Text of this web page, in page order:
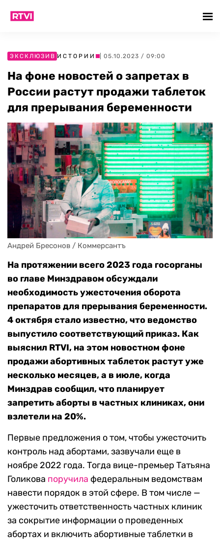
ЭКСКЛЮЗИВ ИСТОРИИ | 05.10.2023 / 09:00
На фоне новостей о запретах в
России растут продажи таблеток
для прерывания беременности
Андрей Бресонов / Коммерсантъ
На протяжении всего 2023 года госорганы
во главе Минздравом обсуждали
необходимость ужесточения оборота
препаратов для прерывания беременности.
4 октября стало известно, что ведомство
выпустило соответствующий приказ. Как
выяснил RTVI, на этом новостном фоне
продажи абортивных таблеток растут уже
несколько месяцев, а в июле, когда
Минздрав сообщил, что планирует
запретить аборты в частных клиниках, они
взлетели на 20%.
Первые предложения о том, чтобы ужесточить
контроль над абортами, зазвучали еще в
ноябре 2022 года. Тогда вице-премьер Татьяна
Голикова поручила федеральным ведомствам
навести порядок в этой сфере. В том числе —
ужесточить ответственность частных клиник
за сокрытие информации о проведенных
абортах и включить абортивные таблетки в